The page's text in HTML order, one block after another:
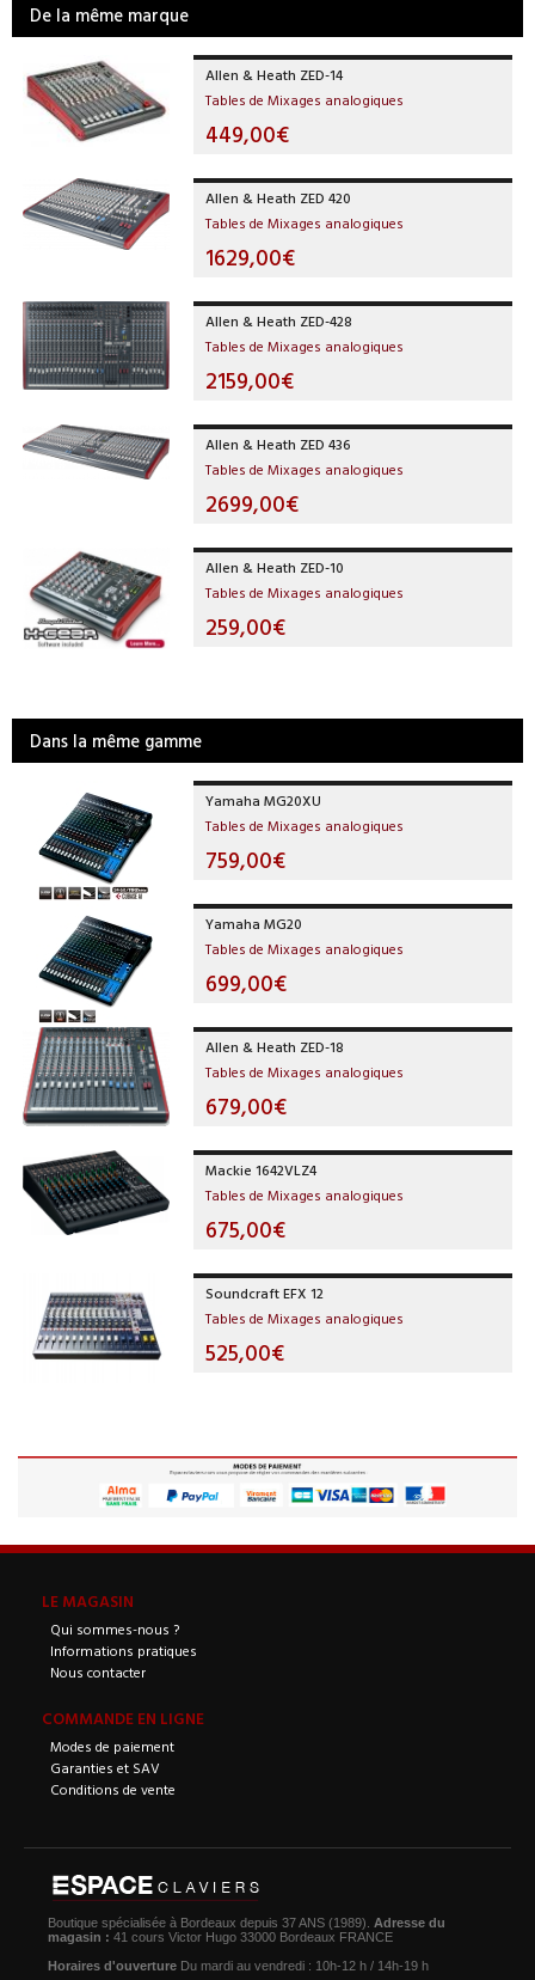
De la même marque
Allen & Heath ZED-14
Tables de Mixages analogiques
449,00€
Allen & Heath ZED 420
Tables de Mixages analogiques
1629,00€
Allen & Heath ZED-428
Tables de Mixages analogiques
2159,00€
Allen & Heath ZED 436
Tables de Mixages analogiques
2699,00€
Allen & Heath ZED-10
Tables de Mixages analogiques
259,00€
Dans la même gamme
Yamaha MG20XU
Tables de Mixages analogiques
759,00€
Yamaha MG20
Tables de Mixages analogiques
699,00€
Allen & Heath ZED-18
Tables de Mixages analogiques
679,00€
Mackie 1642VLZ4
Tables de Mixages analogiques
675,00€
Soundcraft EFX 12
Tables de Mixages analogiques
525,00€
LE MAGASIN
Qui sommes-nous ?
Informations pratiques
Nous contacter
COMMANDE EN LIGNE
Modes de paiement
Garanties et SAV
Conditions de vente
Boutique spécialisée à Bordeaux depuis 37 ANS (1989). Adresse du
magasin : 41 cours Victor Hugo 33000 Bordeaux FRANCE
Horaires d'ouverture Du mardi au vendredi : 10h-12 h / 14h-19 h